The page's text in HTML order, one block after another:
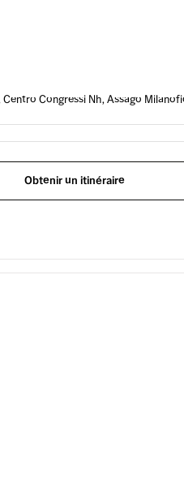
Centro Congressi Nh, Assago
Obtenir un itinéraire